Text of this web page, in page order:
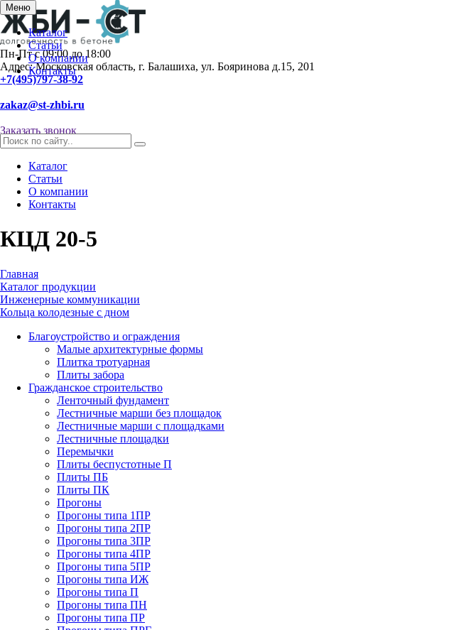
Меню
Каталог
Статьи
О компании
Контакты
Пн-Пт с 09:00 до 18:00
Адрес: Московская область, г. Балашиха, ул. Бояринова д.15, 201
+7(495)797-38-92
zakaz@st-zhbi.ru
Заказать звонок
Каталог
Статьи
О компании
Контакты
КЦД 20-5
Главная
Каталог продукции
Инженерные коммуникации
Кольца колодезные с дном
Благоустройство и ограждения
Малые архитектурные формы
Плитка тротуарная
Плиты забора
Гражданское строительство
Ленточный фундамент
Лестничные марши без площадок
Лестничные марши с площадками
Лестничные площадки
Перемычки
Плиты беспустотные П
Плиты ПБ
Плиты ПК
Прогоны
Прогоны типа 1ПР
Прогоны типа 2ПР
Прогоны типа 3ПР
Прогоны типа 4ПР
Прогоны типа 5ПР
Прогоны типа ИЖ
Прогоны типа П
Прогоны типа ПН
Прогоны типа ПР